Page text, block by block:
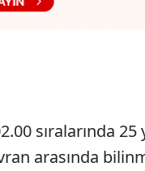
sıralarında
arasında